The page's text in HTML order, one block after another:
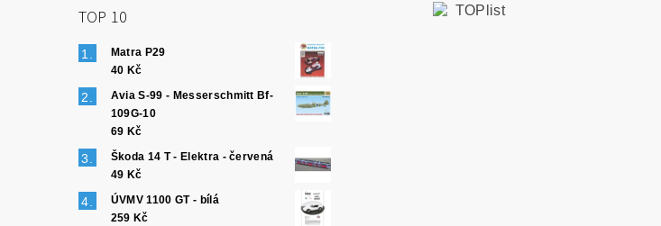
TOP 10
Matra P29
40 Kč
Avia S-99 - Messerschmitt Bf-
109G-10
69 Kč
Škoda 14 T - Elektra - červená
49 Kč
ÚVMV 1100 GT - bílá
259 Kč